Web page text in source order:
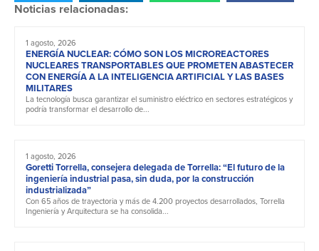
Noticias relacionadas:
1 agosto, 2026
ENERGÍA NUCLEAR: CÓMO SON LOS MICROREACTORES
NUCLEARES TRANSPORTABLES QUE PROMETEN ABASTECER
CON ENERGÍA A LA INTELIGENCIA ARTIFICIAL Y LAS BASES
MILITARES
La tecnología busca garantizar el suministro eléctrico en sectores estratégicos y
podría transformar el desarrollo de...
1 agosto, 2026
Goretti Torrella, consejera delegada de Torrella: “El futuro de la
ingeniería industrial pasa, sin duda, por la construcción
industrializada”
Con 65 años de trayectoria y más de 4.200 proyectos desarrollados, Torrella
Ingeniería y Arquitectura se ha consolida...